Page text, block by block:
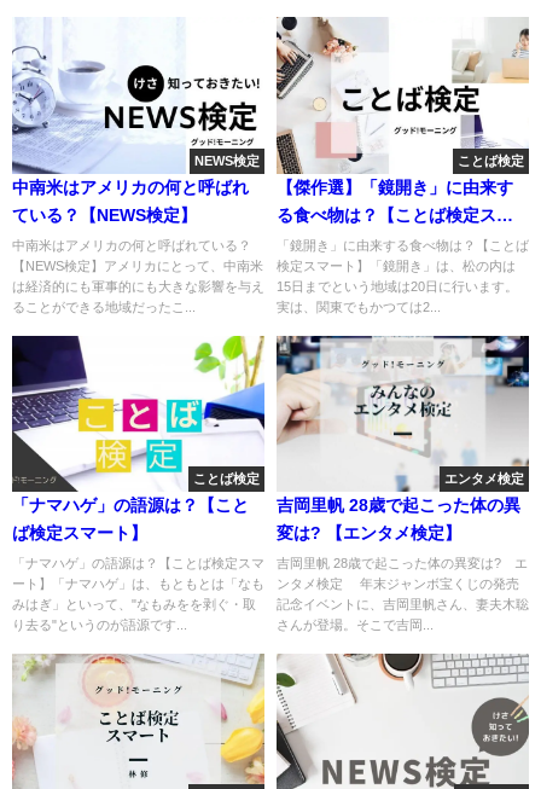
NEWS検定
中南米はアメリカの何と呼ばれ
ている？【NEWS検定】
中南米はアメリカの何と呼ばれている？
【NEWS検定】アメリカにとって、中南米
は経済的にも軍事的にも大きな影響を与え
ることができる地域だったこ...
ことば検定
【傑作選】「鏡開き」に由来す
る食べ物は？【ことば検定スマ
ート】
「鏡開き」に由来する食べ物は？【ことば
検定スマート】「鏡開き」は、松の内は
15日までという地域は20日に行います。
実は、関東でもかつては2...
ことば検定
「ナマハゲ」の語源は？【こと
ば検定スマート】
「ナマハゲ」の語源は？【ことば検定スマ
ート】「ナマハゲ」は、もともとは「なも
みはぎ」といって、"なもみをを剥ぐ・取
り去る"というのが語源です...
エンタメ検定
吉岡里帆 28歳で起こった体の異
変は? 【エンタメ検定】
吉岡里帆 28歳で起こった体の異変は? エ
ンタメ検定 年末ジャンボ宝くじの発売
記念イベントに、吉岡里帆さん、妻夫木聡
さんが登場。そこで吉岡...